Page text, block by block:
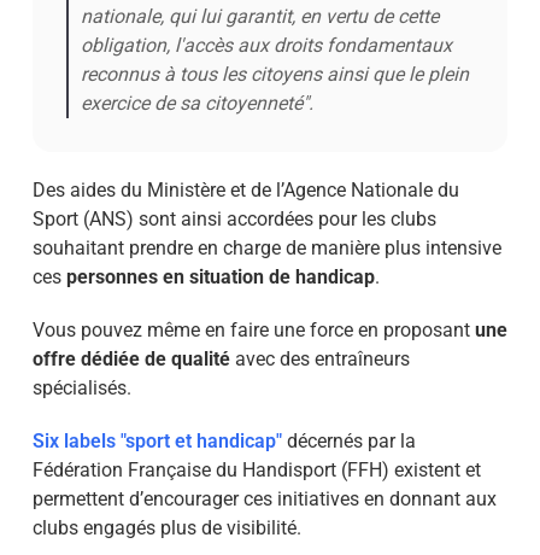
nationale, qui lui garantit, en vertu de cette
obligation, l'accès aux droits fondamentaux
reconnus à tous les citoyens ainsi que le plein
exercice de sa citoyenneté".
Des aides du Ministère et de l’Agence Nationale du
Sport (ANS) sont ainsi accordées pour les clubs
souhaitant prendre en charge de manière plus intensive
ces personnes en situation de handicap.
Vous pouvez même en faire une force en proposant une
offre dédiée de qualitéavec des entraîneurs
spécialisés.
Six labels "sport et handicap"décernés par la
Fédération Française du Handisport (FFH) existent et
permettent d’encourager ces initiatives en donnant aux
clubs engagés plus de visibilité.